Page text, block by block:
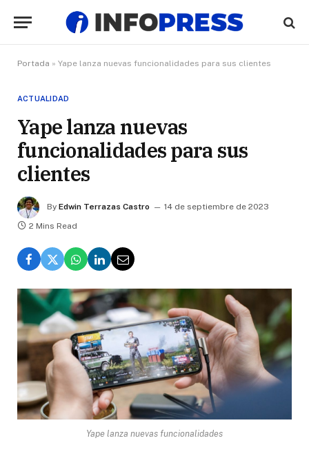
Portada » Yape lanza nuevas funcionalidades para sus clientes
ACTUALIDAD
Yape lanza nuevas
funcionalidades para sus
clientes
By Edwin Terrazas Castro
14 de septiembre de 2023
2 Mins Read
Yape lanza nuevas funcionalidades